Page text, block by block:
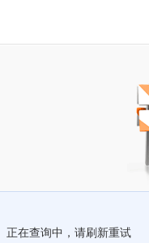
正在查询中，请刷新重试